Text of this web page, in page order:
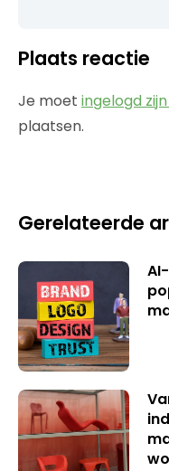
Plaats reactie
Je moet ingelogd
plaatsen.
Gerelateerde